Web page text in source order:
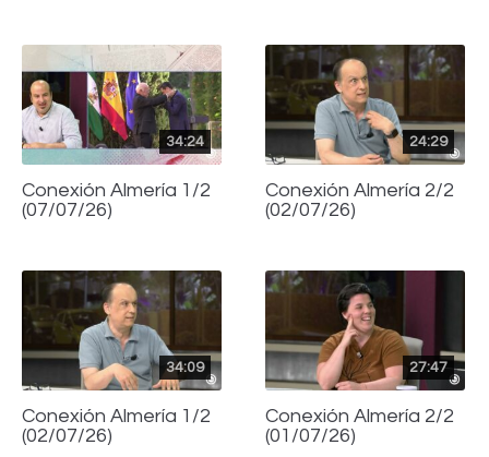
34:24
Conexión Almería 1/2
(07/07/26)
24:29
Conexión Almería 2/2
(02/07/26)
34:09
Conexión Almería 1/2
(02/07/26)
27:47
Conexión Almería 2/2
(01/07/26)